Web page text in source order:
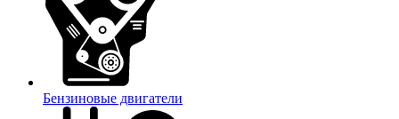
Бензиновые двигатели